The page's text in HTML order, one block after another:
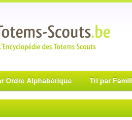
Ordre Alphabétique Tri par